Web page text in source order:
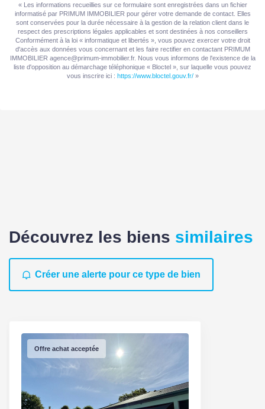
« Les informations recueillies sur ce formulaire sont enregistrées dans un fichier
informatisé par PRIMUM IMMOBILIER pour gérer votre demande de contact. Elles
sont conservées pour la durée nécessaire à la gestion de la relation client dans le
respect des prescriptions légales applicables et sont destinées à nos conseillers
Conformément à la loi « informatique et libertés », vous pouvez exercer votre droit
d'accès aux données vous concernant et les faire rectifier en contactant PRIMUM
IMMOBILIER agence@primum-immobilier.fr. Nous vous informons de l'existence de la
liste d'opposition au démarchage téléphonique « Bloctel », sur laquelle vous pouvez
vous inscrire ici : https://www.bloctel.gouv.fr/»
Découvrez les biens similaires
Créer une alerte pour ce type de bien
Offre achat acceptée